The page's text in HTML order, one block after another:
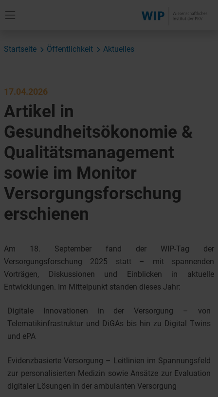
Startseite Öffentlichkeit Aktuelles
Artikel in
Gesundheitsökonomie &
Qualitätsmanagement
sowie im Monitor
Versorgungsforschung
erschienen
17.04.2026
Am 18. September fand der WIP-Tag der
Versorgungsforschung 2025 statt – mit spannenden
Vorträgen, Diskussionen und Einblicken in aktuelle
Entwicklungen. Im Mittelpunkt standen dieses Jahr:
Digitale Innovationen in der Versorgung – von
Telematikinfrastruktur und DiGAs bis hin zu Digital Twins
und ePA
Evidenzbasierte Versorgung – Leitlinien im Spannungsfeld
zur personalisierten Medizin sowie Ansätze zur Evaluation
digitaler Lösungen in der ambulanten Versorgung